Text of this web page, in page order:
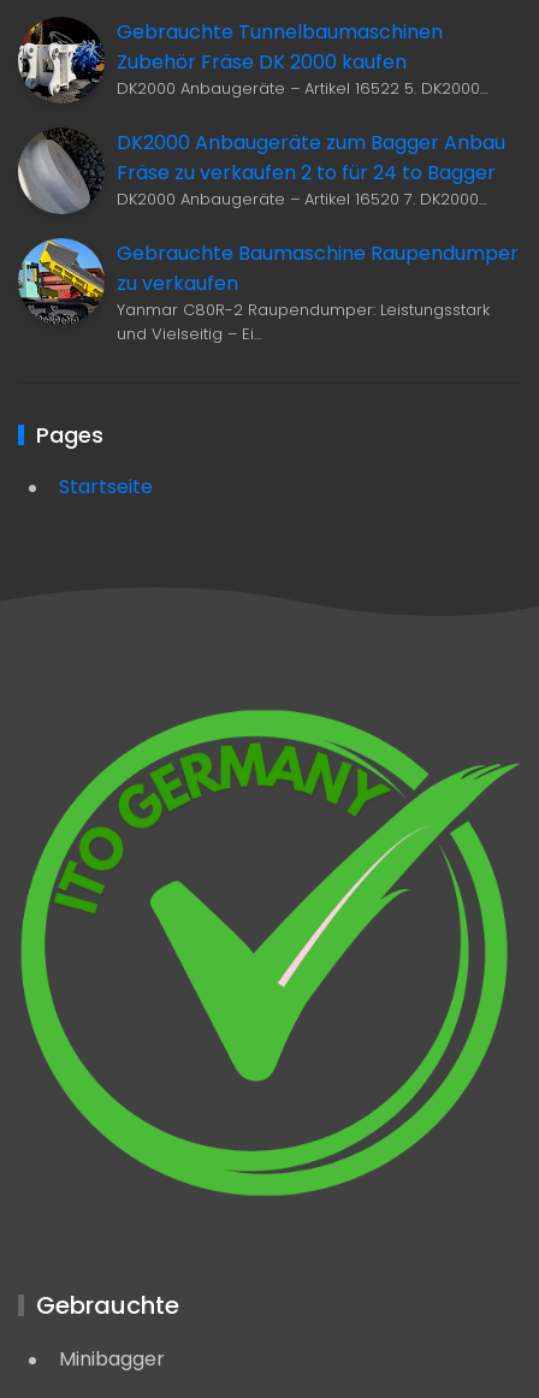
Gebrauchte Tunnelbaumaschinen
Zubehör Fräse DK 2000 kaufen
DK2000 Anbaugeräte – Artikel 16522 5. DK2000…
DK2000 Anbaugeräte zum Bagger Anbau
Fräse zu verkaufen 2 to für 24 to Bagger
DK2000 Anbaugeräte – Artikel 16520 7. DK2000…
Gebrauchte Baumaschine Raupendumper
zu verkaufen
Yanmar C80R-2 Raupendumper: Leistungsstark
und Vielseitig – Ei…
Pages
Startseite
Gebrauchte
Minibagger